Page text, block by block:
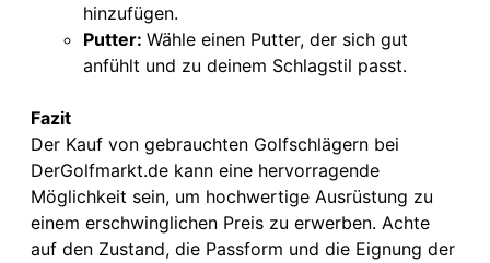
hinzufügen.
Putter: Wähle einen Putter, der sich gut
anfühlt und zu deinem Schlagstil passt.
Fazit
Der Kauf von gebrauchten Golfschlägern bei
DerGolfmarkt.de kann eine hervorragende
Möglichkeit sein, um hochwertige Ausrüstung zu
einem erschwinglichen Preis zu erwerben. Achte
auf den Zustand, die Passform und die Eignung der